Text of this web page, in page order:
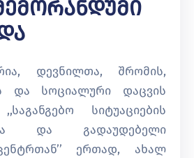
დევნილთა, შრომის,
და სოციალური დაცვის
სიტუაციების
და გადაუდებელი
ერთად, ახალ